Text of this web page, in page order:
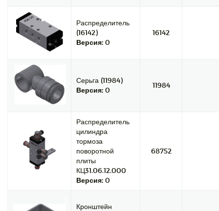
Распределитель
(16142)
Версия: 0
16142
Серьга (11984)
Версия: 0
11984
Распределитель
цилиндра
тормоза
поворотной
плиты
КЦ31.06.12.000
Версия: 0
68752
Кронштейн